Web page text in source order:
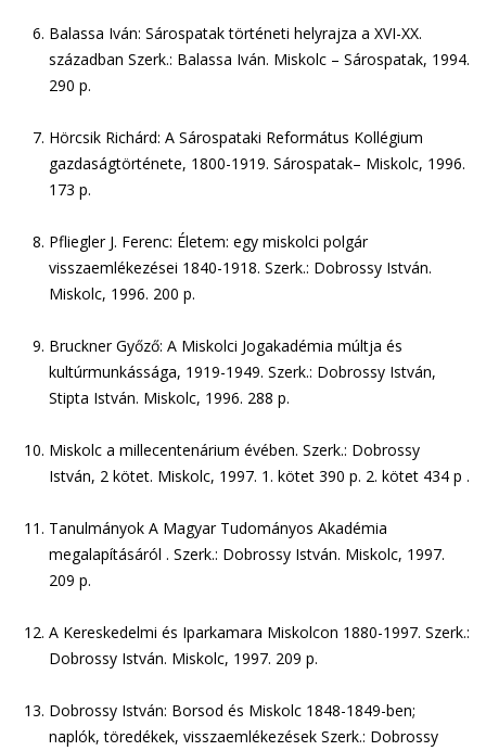
Balassa Iván: Sárospatak történeti helyrajza a XVI-XX.
században Szerk.: Balassa Iván. Miskolc – Sárospatak, 1994.
290 p.
Hörcsik Richárd: A Sárospataki Református Kollégium
gazdaságtörténete, 1800-1919. Sárospatak– Miskolc, 1996.
173 p.
Pfliegler J. Ferenc: Életem: egy miskolci polgár
visszaemlékezései 1840-1918. Szerk.: Dobrossy István.
Miskolc, 1996. 200 p.
Bruckner Győző: A Miskolci Jogakadémia múltja és
kultúrmunkássága, 1919-1949. Szerk.: Dobrossy István,
Stipta István. Miskolc, 1996. 288 p.
Miskolc a millecentenárium évében. Szerk.: Dobrossy
István, 2 kötet. Miskolc, 1997. 1. kötet 390 p. 2. kötet 434 p .
Tanulmányok A Magyar Tudományos Akadémia
megalapításáról . Szerk.: Dobrossy István. Miskolc, 1997.
209 p.
A Kereskedelmi és Iparkamara Miskolcon 1880-1997. Szerk.:
Dobrossy István. Miskolc, 1997. 209 p.
Dobrossy István: Borsod és Miskolc 1848-1849-ben;
naplók, töredékek, visszaemlékezések Szerk.: Dobrossy